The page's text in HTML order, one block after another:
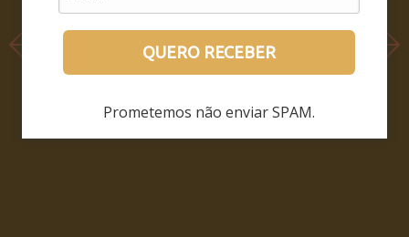
QUERO RECEBER
Prometemos não enviar SPAM.
LEIA MAIS